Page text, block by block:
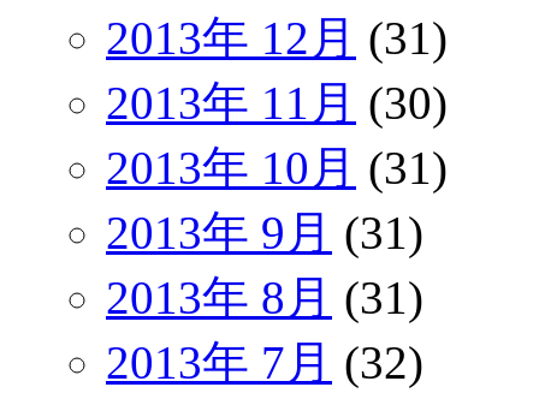
2013年 12月 (31)
2013年 11月 (30)
2013年 10月 (31)
2013年 9月 (31)
2013年 8月 (31)
2013年 7月 (32)